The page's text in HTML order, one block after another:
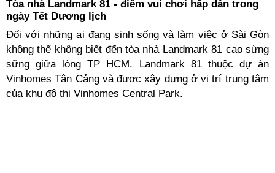
Tòa nhà Landmark 81 - điểm vui chơi hấp dẫn trong
ngày Tết Dương lịch
Đối với những ai đang sinh sống và làm việc ở Sài Gòn
không thể không biết đến tòa nhà Landmark 81 cao sừng
sững giữa lòng TP HCM. Landmark 81 thuộc dự án
Vinhomes Tân Cảng và được xây dựng ở vị trí trung tâm
của khu đô thị Vinhomes Central Park.